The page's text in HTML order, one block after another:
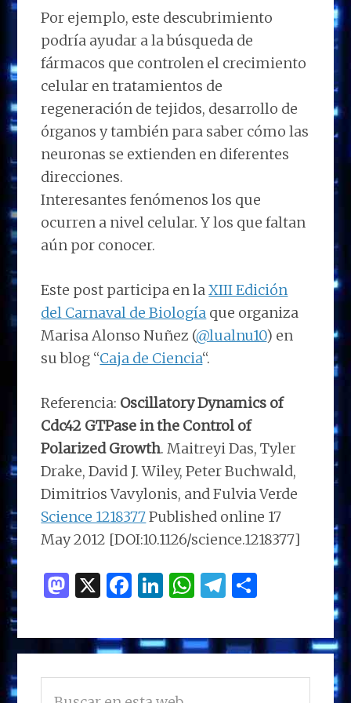
Por ejemplo, este descubrimiento
podría ayudar a la búsqueda de
fármacos que controlen el crecimiento
celular en tratamientos de
regeneración de tejidos, desarrollo de
órganos y también para saber cómo las
neuronas se extienden en diferentes
direcciones.
Interesantes fenómenos los que
ocurren a nivel celular. Y los que faltan
aún por conocer.
Este post participa en laXIII Edición
del Carnaval de Biología que organiza
Marisa Alonso Nuñez (@lualnu10) en
su blog “Caja de Ciencia“.
Referencia: Oscillatory Dynamics of
Cdc42 GTPase in the Control of
Polarized Growth. Maitreyi Das, Tyler
Drake, David J. Wiley, Peter Buchwald,
Dimitrios Vavylonis, and Fulvia Verde
Science 1218377Published online 17
May 2012 [DOI:10.1126/science.1218377]
M
to
d
o
X F
ce
b
o
Li
k
e
dI
W
at
s
A
T
e
g
ra
m
p
ar
BARRA
LATERAL